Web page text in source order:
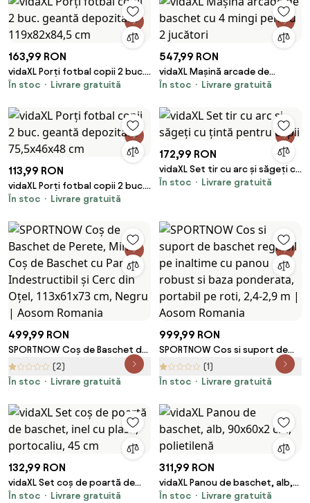
163,99 RON
vidaXL Porți fotbal copii 2 buc.
geantă depozitare 119x82x84,5
În stoc Livrare gratuită
547,99 RON
vidaXL Mașină arcade de
baschet cu 4 mingi pentru 2
În stoc Livrare gratuită
113,99 RON
vidaXL Porți fotbal copii 2 buc.
geantă depozitare 75,5x46x48
În stoc Livrare gratuită
172,99 RON
vidaXL Set tir cu arc și săgeți cu
țintă pentru copii
În stoc Livrare gratuită
499,99 RON
SPORTNOW Coș de Baschet de
Perete, Mini Coș de Baschet cu
Panou Indestructibil și Cerc din
Aosom Romania
(2)
În stoc
Livrare gratuită
999,99 RON
SPORTNOW Cos si suport de
baschet reglabil pe inaltime cu
panou robust si baza
2,4-2,9 m | Aosom Romania
(1)
În stoc
Livrare gratuită
132,99 RON
vidaXL Set coș de poartă de
baschet, inel cu plasă,
În stoc Livrare gratuită
311,99 RON
vidaXL Panou de baschet, alb,
90x60x2 cm, polietilenă
În stoc Livrare gratuită